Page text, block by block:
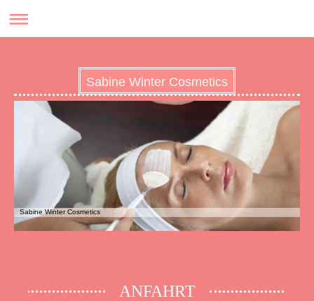
Sabine Winter Cosmetics
Sabine Winter Cosmetics
ANFAHRT